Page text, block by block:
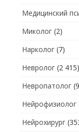
Медицинский
Миколог (2)
Нарколог (7)
Невролог (2 415)
Невропатолог
Нейрофизиолог
Нейрохирург